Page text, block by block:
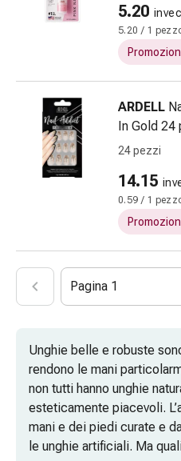
Dolori
muscolari
articolari
Trattamento
dolore
Terapia
freddo
Terapia
calore
sonno
d'umore
Disturbi
del
sonno
Russamento
Vie
5.20
5.20 / 1
ARDELL
In Gold 24
24 pezzi
14.15
0.59 / 1
Pagina 1
Unghie belle e robuste
rendono le mani
non tutti hanno unghie
esteticamente piacevoli.
mani e dei piedi curate e
le unghie artificiali. Ma